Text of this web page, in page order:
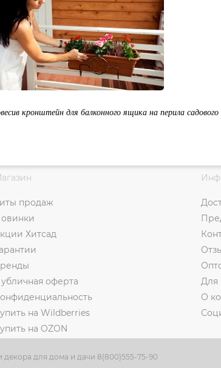
кронштейн для балконного ящика на перила
продаж
Хитсад
оферта
на Wildberries
на OZON
Для
О
для дома и дачи 8(800)555-75-90